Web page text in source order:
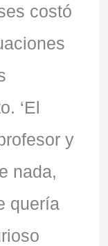
costó
‘El
y
nada,
quería